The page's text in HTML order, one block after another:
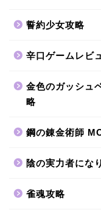
誓約少女攻略
辛口ゲームレビ
金色のガッシュ
略
鋼の錬金術師
陰の実力者にな
雀魂攻略